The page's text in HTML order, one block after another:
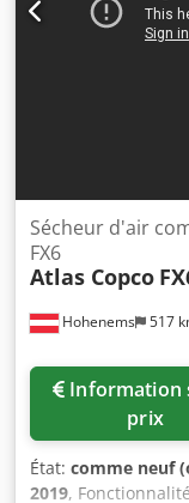
Hohenems 517
Sécheur d'air
FX6
Atlas Copco
prix
État: comme neuf
2019,